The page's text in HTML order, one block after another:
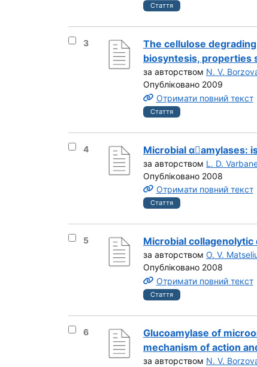
Стаття
Вибрати результат під номером 3
3
The cellulose
biosyntesis, properties
за авторством N. V.
Опубліковано 2009
Отримати повний текст
Стаття
Вибрати результат під номером 4
4 Microbial αamylases:
за авторством L. D.
Опубліковано 2008
Отримати повний текст
Стаття
Вибрати результат під номером 5
5 Microbial collagenolytic
за авторством O. V.
Опубліковано 2008
Отримати повний текст
Стаття
Вибрати результат під номером 6
6
Glucoamylase of
mechanism of action
за авторством N. V.